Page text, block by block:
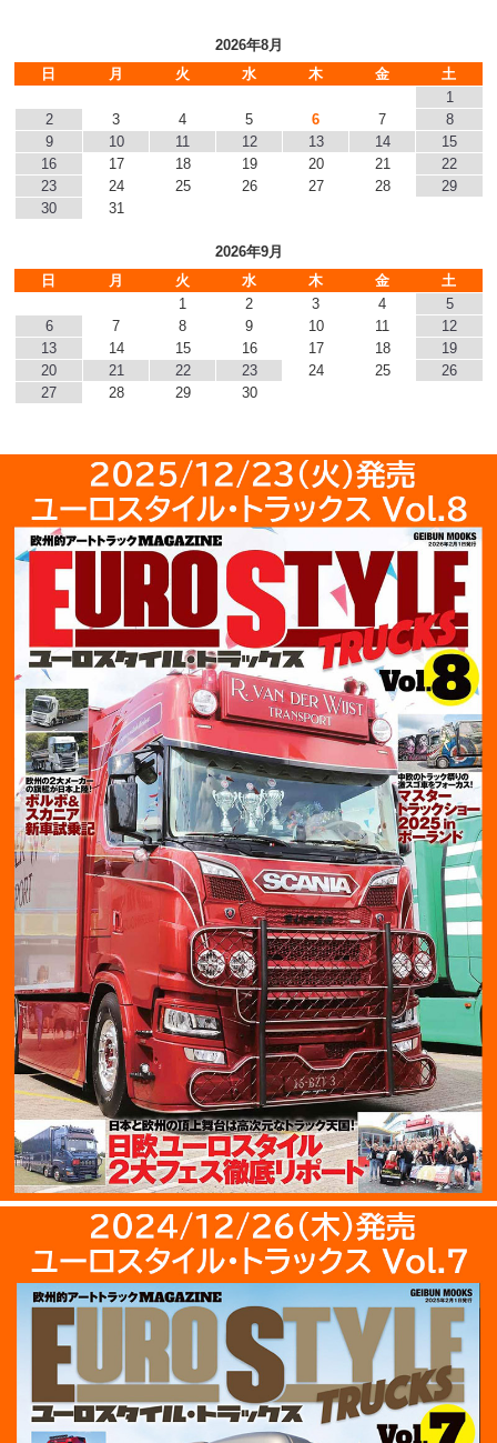
2026年8月
日
月 火 水 木 金
土
1
2
3 4 5 6 7
8
9
10 11 12 13 14
15
16
17 18 19 20 21
22
23
24 25 26 27 28
29
30
31
2026年9月
日
月 火 水 木 金
土
1
2 3 4
5
6
7 8 9 10 11
12
13
14 15 16 17 18
19
20
21 22 23 24 25
26
27
28 29 30